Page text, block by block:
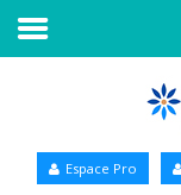
Annuaire Bien-être
Espace Pro